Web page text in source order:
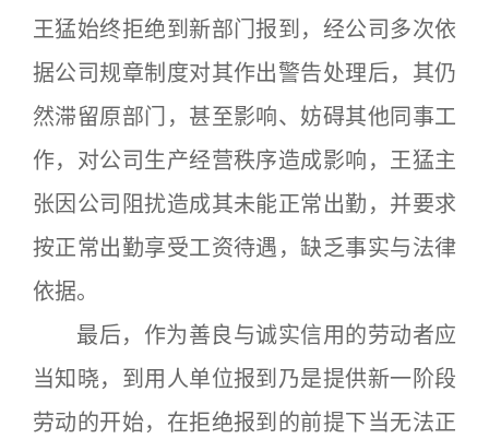
王猛始终拒绝到新部门报到，经公司多次依
据公司规章制度对其作出警告处理后，其仍
然滞留原部门，甚至影响、妨碍其他同事工
作，对公司生产经营秩序造成影响，王猛主
张因公司阻扰造成其未能正常出勤，并要求
按正常出勤享受工资待遇，缺乏事实与法律
依据。
最后，作为善良与诚实信用的劳动者应
当知晓，到用人单位报到乃是提供新一阶段
劳动的开始，在拒绝报到的前提下当无法正